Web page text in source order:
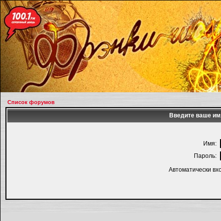
Список форумов
Введите ваше
Имя:
Пароль:
Автоматически